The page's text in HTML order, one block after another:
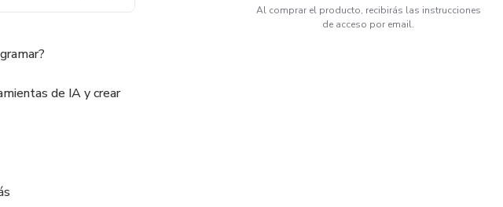
de IA y crear
Al comprar el producto, recibirás las instrucciones
de acceso por email.